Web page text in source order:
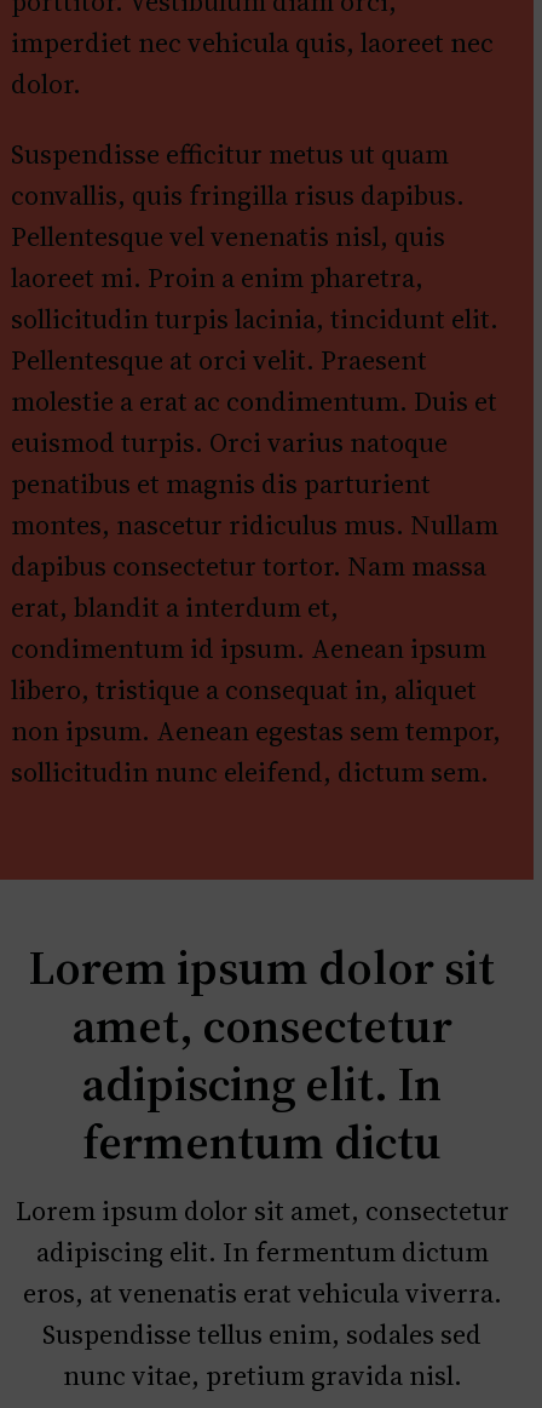
imperdiet nec vehicula quis, laoreet nec
dolor.
Suspendisse efficitur metus ut quam
convallis, quis fringilla risus dapibus.
Pellentesque vel venenatis nisl, quis
laoreet mi. Proin a enim pharetra,
sollicitudin turpis lacinia, tincidunt elit.
Pellentesque at orci velit. Praesent
molestie a erat ac condimentum. Duis et
euismod turpis. Orci varius natoque
penatibus et magnis dis parturient
montes, nascetur ridiculus mus. Nullam
dapibus consectetur tortor. Nam massa
erat, blandit a interdum et,
condimentum id ipsum. Aenean ipsum
libero, tristique a consequat in, aliquet
non ipsum. Aenean egestas sem tempor,
sollicitudin nunc eleifend, dictum sem.
Lorem ipsum dolor sit
amet, consectetur
adipiscing elit. In
fermentum dictu
Lorem ipsum dolor sit amet, consectetur
adipiscing elit. In fermentum dictum
eros, at venenatis erat vehicula viverra.
Suspendisse tellus enim, sodales sed
nunc vitae, pretium gravida nisl.